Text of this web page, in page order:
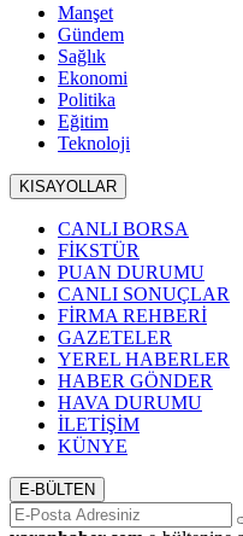
Manşet
Gündem
Sağlık
Ekonomi
Politika
Eğitim
Teknoloji
KISAYOLLAR
CANLI BORSA
FİKSTÜR
PUAN DURUMU
CANLI SONUÇLAR
FİRMA REHBERİ
GAZETELER
YEREL HABERLER
HABER GÖNDER
HAVA DURUMU
İLETİŞİM
KÜNYE
E-BÜLTEN